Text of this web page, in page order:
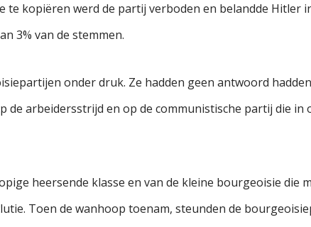
kopiëren werd de partij verboden en belandde Hitler
3% van de stemmen.
onder druk. Ze hadden geen antwoord
arbeidersstrijd en op de communistische partij die in
heersende klasse en van de kleine bourgeoisie die
Toen de wanhoop toenam, steunden de